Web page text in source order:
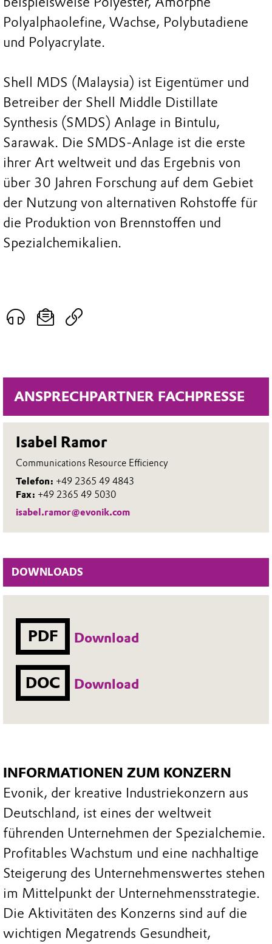
ANSPRECHPARTNER FACHPRESSE
Isabel Ramor
Communications Resource Efficiency
Telefon: +49 2365 49 4843
Fax: +49 2365 49 5030
isabel.ramor@evonik.com
DOWNLOADS
PDF Download
DOC Download
Polyalphaolefine, Wachse, Polybutadiene
und Polyacrylate.
Shell MDS (Malaysia) ist Eigentümer und
Betreiber der Shell Middle Distillate
Synthesis (SMDS) Anlage in Bintulu,
Sarawak. Die SMDS-Anlage ist die erste
ihrer Art weltweit und das Ergebnis von
über 30 Jahren Forschung auf dem Gebiet
der Nutzung von alternativen Rohstoffe für
die Produktion von Brennstoffen und
Spezialchemikalien.
INFORMATIONEN ZUM KONZERN
Evonik, der kreative Industriekonzern aus
Deutschland, ist eines der weltweit
führenden Unternehmen der Spezialchemie.
Profitables Wachstum und eine nachhaltige
Steigerung des Unternehmenswertes stehen
im Mittelpunkt der Unternehmensstrategie.
Die Aktivitäten des Konzerns sind auf die
wichtigen Megatrends Gesundheit,